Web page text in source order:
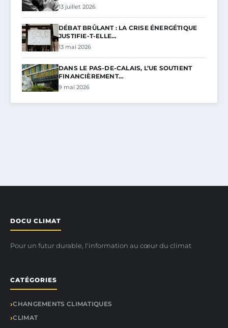
13 juillet 2026
DÉBAT BRÛLANT : LA CRISE ÉNERGÉTIQUE
JUSTIFIE-T-ELLE…
13 mai 2026
DANS LE PAS-DE-CALAIS, L’UE SOUTIENT
FINANCIÈREMENT…
9 mai 2026
DOCU CLIMAT
Pour un futur durable, l'information au cœur du climat
CATÉGORIES
CHANGEMENTS CLIMATIQUES
CLIMAT